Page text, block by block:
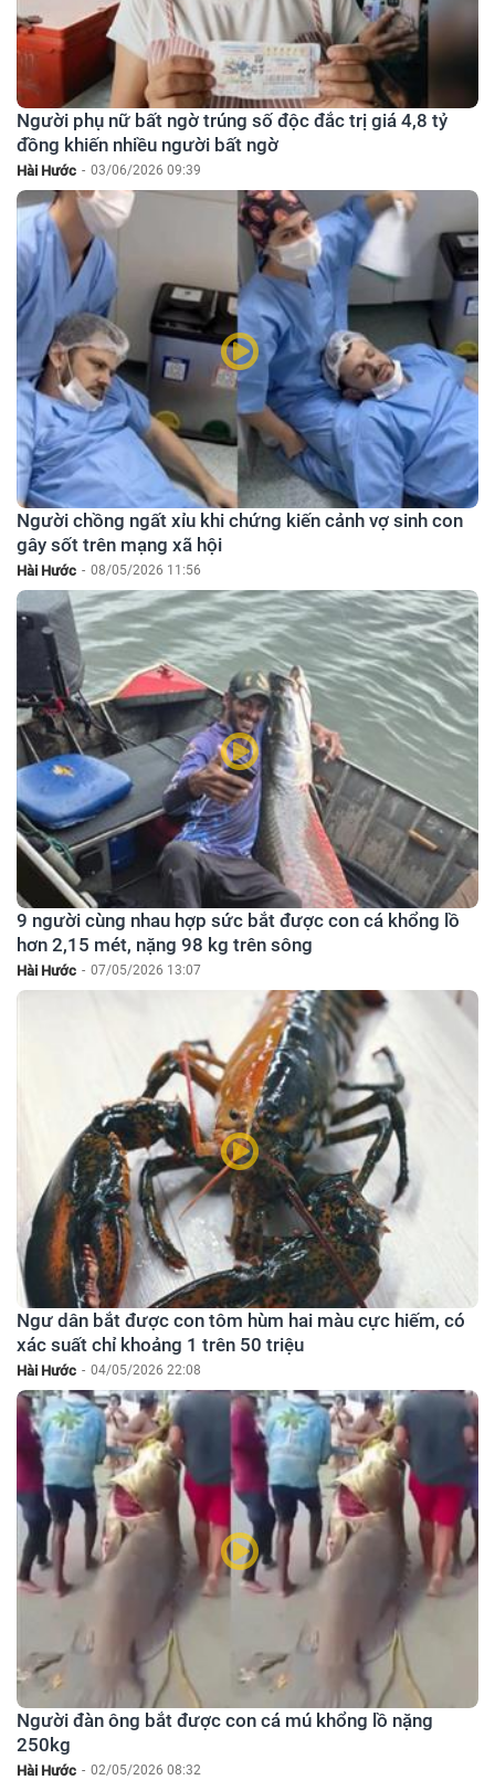
Người phụ nữ bất ngờ trúng số độc đắc trị giá 4,8 tỷ
đồng khiến nhiều người bất ngờ
Hài Hước - 03/06/2026 09:39
Người chồng ngất xỉu khi chứng kiến cảnh vợ sinh con
gây sốt trên mạng xã hội
Hài Hước - 08/05/2026 11:56
9 người cùng nhau hợp sức bắt được con cá khổng lồ
hơn 2,15 mét, nặng 98 kg trên sông
Hài Hước - 07/05/2026 13:07
Ngư dân bắt được con tôm hùm hai màu cực hiếm, có
xác suất chỉ khoảng 1 trên 50 triệu
Hài Hước - 04/05/2026 22:08
Người đàn ông bắt được con cá mú khổng lồ nặng
250kg
Hài Hước - 02/05/2026 08:32